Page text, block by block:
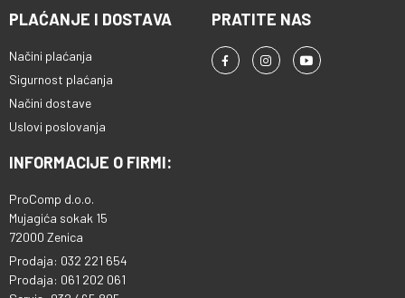
PLAĆANJE I DOSTAVA
Načini plaćanja
Sigurnost plaćanja
Načini dostave
Uslovi poslovanja
PRATITE NAS
INFORMACIJE O FIRMI:
ProComp d.o.o.
Mujagića sokak 15
72000 Zenica
Prodaja: 032 221 654
Prodaja: 061 202 061